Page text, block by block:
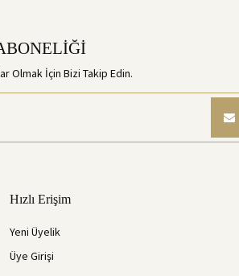
Olmak İçin Bizi Takip Edin.
Hızlı Erişim
Yeni Üyelik
Üye Girişi